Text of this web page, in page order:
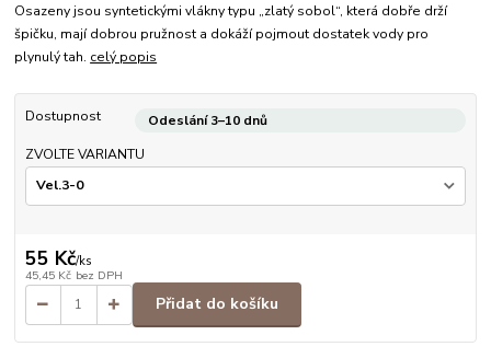
Osazeny jsou syntetickými vlákny typu „zlatý sobol“, která dobře drží
špičku, mají dobrou pružnost a dokáží pojmout dostatek vody pro
plynulý tah. celý popis
Dostupnost
Odeslání 3–10 dnů
ZVOLTE VARIANTU
55 Kč/ks
45,45 Kč bez DPH
Přidat do košíku